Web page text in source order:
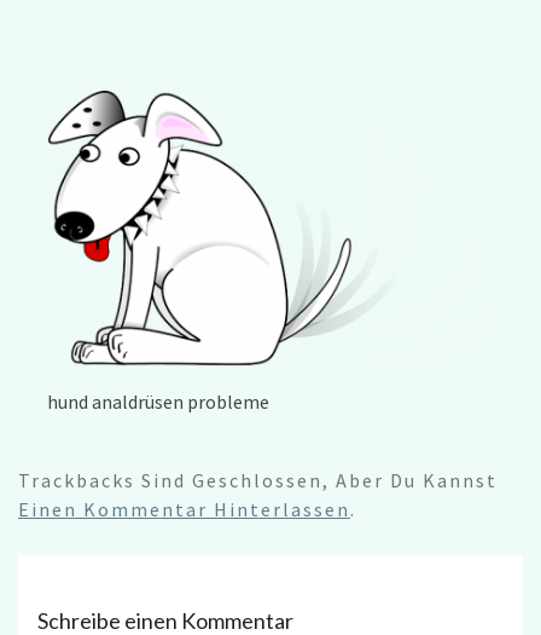
hund analdrüsen probleme
Trackbacks Sind Geschlossen, Aber Du Kannst
Einen Kommentar Hinterlassen .
Schreibe einen Kommentar